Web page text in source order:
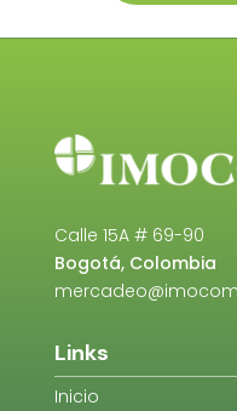
Calle 15A # 69-90
Bogotá, Colombia
Links
Inicio